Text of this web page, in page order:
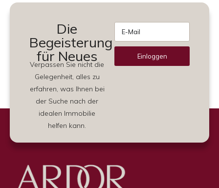
Die
Begeisterung
für Neues
Verpassen Sie nicht die
Gelegenheit, alles zu
erfahren, was Ihnen bei
der Suche nach der
idealen Immobilie
helfen kann.
Einloggen